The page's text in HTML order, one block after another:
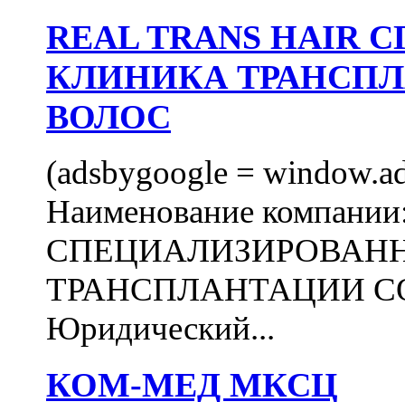
REAL TRANS
КЛИНИКА
ВОЛОС
(adsbygoogle =
Наименование
ТРАНСПЛАНТАЦИИ
Юридический...
КОМ-МЕД МКСЦ